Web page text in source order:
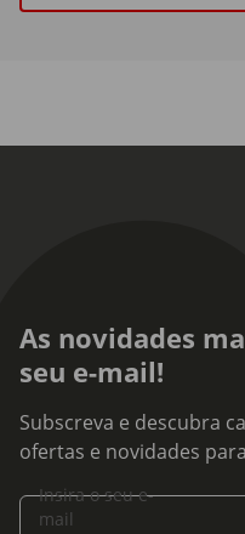
As novidades
seu e-mail!
Subscreva e descubra
ofertas e novidades
Insira o seu e-
mail